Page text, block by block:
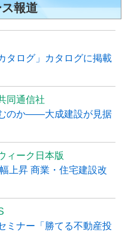
報道
タログ」カタログに掲載
同通信社
のか――大成建設が見据
ィーク日本版
上昇 商業・住宅建設改
ミナー「勝てる不動産投